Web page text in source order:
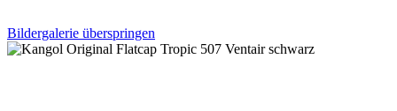
Bildergalerie überspringen